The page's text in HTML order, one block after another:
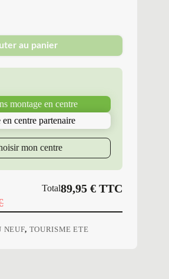
au panier
montage en centre
centre partenaire
mon centre
Total89,95€ TTC
NEUF, TOURISME ETE